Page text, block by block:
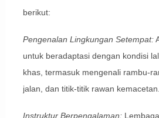
berikut:
Pengenalan Lingkungan Setempat:
untuk beradaptasi dengan kondisi
khas, termasuk mengenali rambu-
jalan, dan titik-titik rawan kemacetan.
Instruktur Berpengalaman: